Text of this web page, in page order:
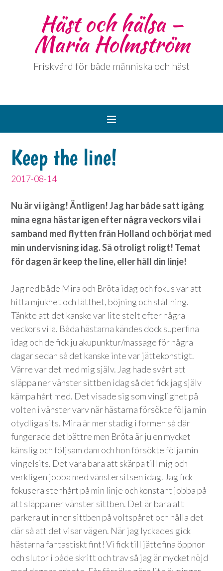
Häst och hälsa –
Maria Holmström
Friskvård för både människa och häst
Keep the line!
2017-08-14
Nu är vi igång! Äntligen! Jag har både satt igång
mina egna hästar igen efter några veckors vila i
samband med flytten från Holland och börjat med
min undervisning idag. Så otroligt roligt! Temat
för dagen är keep the line, eller håll din linje!
Jag red både Mira och Bröta idag och fokus var att
hitta mjukhet och lätthet, böjning och ställning.
Tänkte att det kanske var lite stelt efter några
veckors vila. Båda hästarna kändes dock superfina
idag och de fick ju akupunktur/massage för några
dagar sedan så det kanske inte var jättekonstigt.
Värre var det med mig själv. Jag hade svårt att
släppa ner vänster sittben idag så det fick jag själv
kämpa hårt med. Det visade sig som vinglighet på
volten i vänster varv när hästarna försökte följa min
otydliga sits. Mira är mer stadig i formen så där
fungerade det bättre men Bröta är ju en mycket
känslig och följsam dam och hon försökte följa min
vingelsits. Det vara bara att skärpa till mig och
verkligen jobba med vänstersitsen idag. Jag fick
fokusera stenhårt på min linje och konstant jobba på
att släppa ner vänster sittben. Det är bara att
parkera ut inner sittben på voltspåret och hålla det
där så att det visar vägen. När jag lyckades gick
hästarna fantastiskt fint! Vi fick till jättefina öppnor
och slutor i både skritt och trav så jag är mycket nöjd